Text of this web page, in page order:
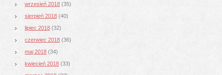
wrzesień 2018 (35)
sierpień 2018 (40)
lipiec 2018 (32)
czerwiec 2018 (36)
maj 2018 (34)
kwiecień 2018 (33)